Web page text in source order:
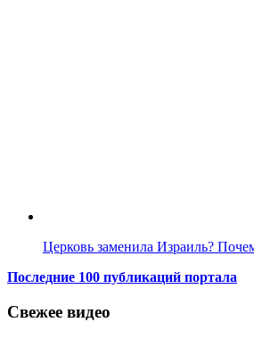
Церковь заменила Израиль?
Последние 100 публикаций портала
Свежее видео